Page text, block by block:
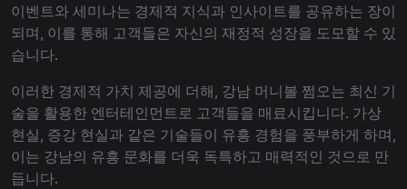
이벤트와 세미나는 경제적 지식과 인사이트를 공유하는 장이
되며, 이를 통해 고객들은 자신의 재정적 성장을 도모할 수 있
습니다.
이러한 경제적 가치 제공에 더해, 강남 머니볼 쩜오는 최신 기
술을 활용한 엔터테인먼트로 고객들을 매료시킵니다. 가상
현실, 증강 현실과 같은 기술들이 유흥 경험을 풍부하게 하며,
이는 강남의 유흥 문화를 더욱 독특하고 매력적인 것으로 만
듭니다.